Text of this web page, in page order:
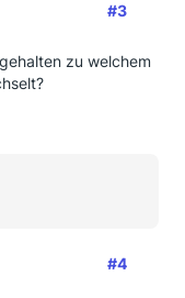
#3
zu welchem
#4